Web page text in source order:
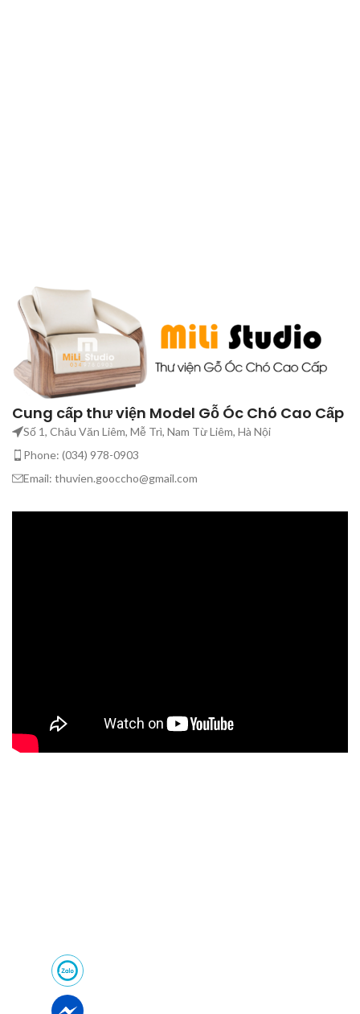
Cung cấp thư viện Model Gỗ Óc Chó Cao Cấp
Số 1, Châu Văn Liêm, Mễ Trì, Nam Từ Liêm, Hà Nội
Phone: (034) 978-0903
Email: thuvien.gooccho@gmail.com